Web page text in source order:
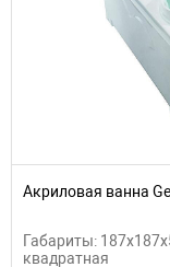
Акриловая ванна
Габариты:
квадратная